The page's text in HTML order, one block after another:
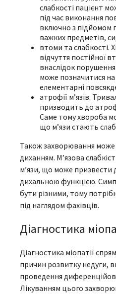
слабкості пацієнт
під час виконання
включно з підйомом
важких предметів,
втоми та слабкості.
відчуття постійної
внаслідок
може позначитися
елементарні
атрофії м’язів.
призводить до
Саме тому хвороба
що м’язи стають
Також захворювання
диханням. М’язова
м’язи, що може призвести
дихальною функцією.
бути різними, тому
під наглядом фахівців.
Діагностика
Діагностика міопатії
причин розвитку недуги,
проведення
Лікуванням цього